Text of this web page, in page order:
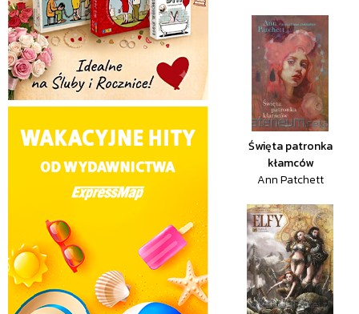
Święta patronka
kłamców
Ann Patchett